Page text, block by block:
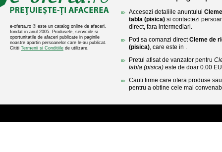
e-oferta.ro ® este un catalog online de afaceri,
fondat in anul 2005. Produsele, serviciile si
oportunitatile de afaceri publicate in paginile
noastre apartin persoanelor care le-au publicat.
Cititi Termenii si Conditiile de utilizare.
Accesezi detaliile anuntului
tabla (pisica) si contactezi
direct, fara intermediari.
Poti sa comanzi directCleme de
(pisica), care este in .
Pretul afisat de vanzator pentru
tabla (pisica) este de doar 0.00
Cauti firme care ofera produse
pentru a obtine cele mai